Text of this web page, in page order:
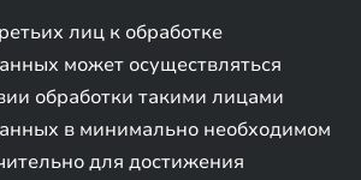
лиц к обработке
может осуществляться
обработки такими лицами
в минимально необходимом
для достижения